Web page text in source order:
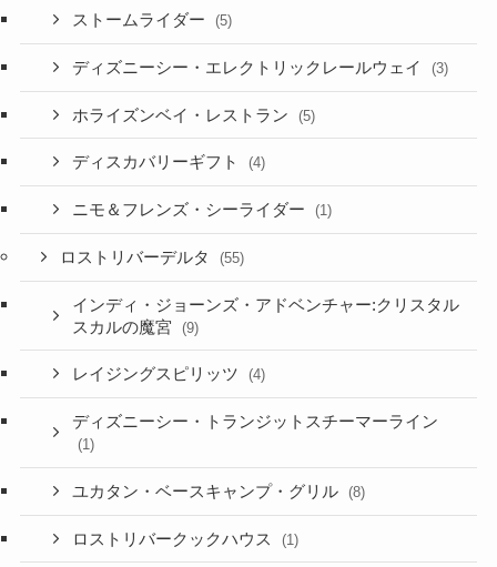
ストームライダー (5)
ディズニーシー・エレクトリックレールウェイ (3)
ホライズンベイ・レストラン (5)
ディスカバリーギフト (4)
ニモ＆フレンズ・シーライダー (1)
ロストリバーデルタ (55)
インディ・ジョーンズ・アドベンチャー:クリスタル
スカルの魔宮
(9)
レイジングスピリッツ (4)
ディズニーシー・トランジットスチーマーライン
(1)
ユカタン・ベースキャンプ・グリル (8)
ロストリバークックハウス (1)